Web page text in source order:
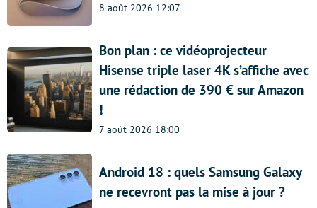
8 août 2026 12:07
Bon plan : ce vidéoprojecteur
Hisense triple laser 4K s’affiche avec
une rédaction de 390 € sur Amazon
!
7 août 2026 18:00
Android 18 : quels Samsung Galaxy
ne recevront pas la mise à jour ?